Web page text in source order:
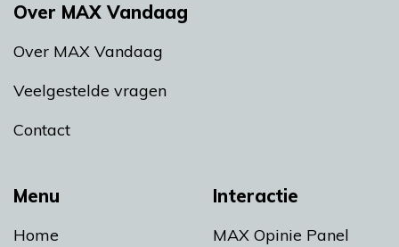
Menu
Home
Interactie
MAX Opinie Panel
Over MAX Vandaag
Over MAX Vandaag
Veelgestelde vragen
Contact